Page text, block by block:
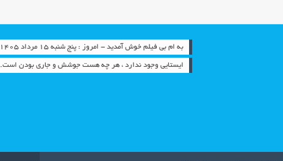
به ام بی فیلم خوش آمدید - امروز : پنج شنبه ۱۵ مرداد ۱۴۰۵
ایستایی وجود ندارد ، هر چه هست جوشش و جاری بودن است.